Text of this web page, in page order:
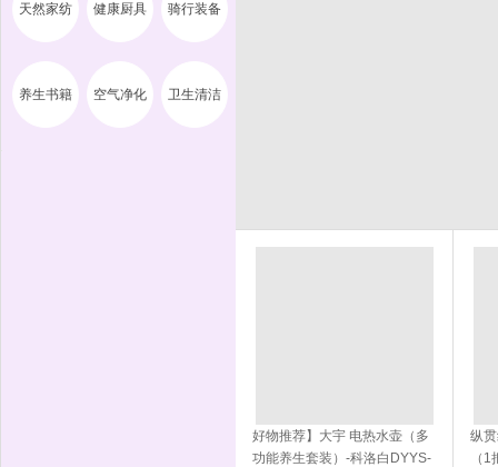
天然家纺 健康厨具 骑行装备
养生书籍 空气净化 卫生清洁
好物推荐】大宇 电热水壶（多
功能养生套装）-科洛白DYYS-
纵
（